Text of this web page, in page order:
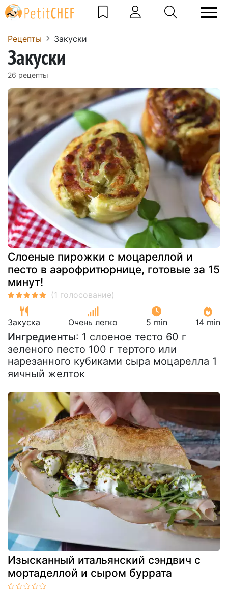
Pецепты Закуски
Закуски
26 pецепты
Слоеные пирожки с моцареллой и
песто в аэрофритюрнице, готовые за 15
минут!
Закуска Очень легко 5 min 14 min
Ингредиенты: 1 слоеное тесто 60 г
зеленого песто 100 г тертого или
нарезанного кубиками сыра моцарелла 1
яичный желток
Изысканный итальянский сэндвич с
мортаделлой и сыром буррата